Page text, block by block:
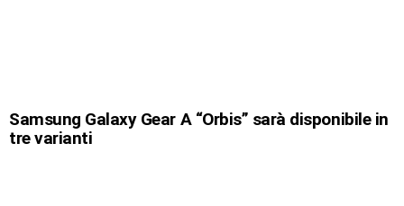
Samsung Galaxy Gear A “Orbis” sarà disponibile in
tre varianti